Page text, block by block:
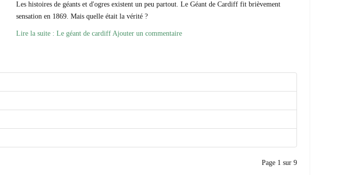
Les histoires de géants et d'ogres existent un peu partout. Le Géant de Cardiff fit brièvement
sensation en 1869. Mais quelle était la vérité ?
Lire la suite : Le géant de cardiff Ajouter un commentaire
Page 1 sur 9